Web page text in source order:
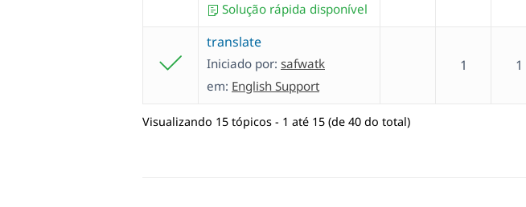
Solução rápida disponível
translate
Iniciado por: safwatk
em: English Support
1 1
Visualizando 15 tópicos - 1 até 15 (de 40 do total)